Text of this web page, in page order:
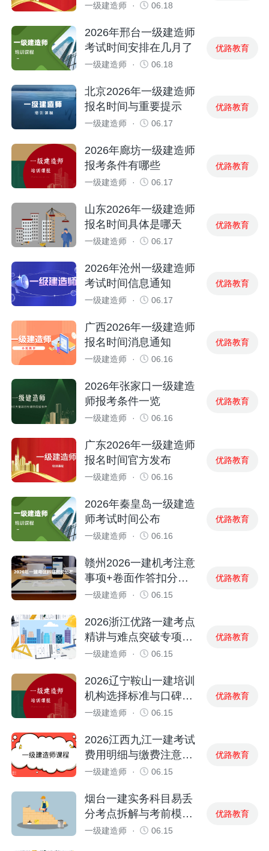
一级建造师 · 06.18
2026年邢台一级建造师
考试时间安排在几月了
一级建造师 · 06.18
优路教育
北京2026年一级建造师
报名时间与重要提示
一级建造师 · 06.17
优路教育
2026年廊坊一级建造师
报考条件有哪些
一级建造师 · 06.17
优路教育
山东2026年一级建造师
报名时间具体是哪天
一级建造师 · 06.17
优路教育
2026年沧州一级建造师
考试时间信息通知
一级建造师 · 06.17
优路教育
广西2026年一级建造师
报名时间消息通知
一级建造师 · 06.16
优路教育
2026年张家口一级建造
师报考条件一览
一级建造师 · 06.16
优路教育
广东2026年一级建造师
报名时间官方发布
一级建造师 · 06.16
优路教育
2026年秦皇岛一级建造
师考试时间公布
一级建造师 · 06.16
优路教育
赣州2026一建机考注意
事项+卷面作答扣分避
坑全解析
一级建造师 · 06.15
优路教育
2026浙江优路一建考点
精讲与难点突破专项训
练
一级建造师 · 06.15
优路教育
2026辽宁鞍山一建培训
机构选择标准与口碑评
价参考
一级建造师 · 06.15
优路教育
2026江西九江一建考试
费用明细与缴费注意事
项
一级建造师 · 06.15
优路教育
烟台一建实务科目易丢
分考点拆解与考前模考
提分方案
一级建造师 · 06.15
优路教育